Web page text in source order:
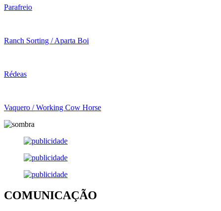
Parafreio
Ranch Sorting / Aparta Boi
Rédeas
Vaquero / Working Cow Horse
COMUNICAÇÃO